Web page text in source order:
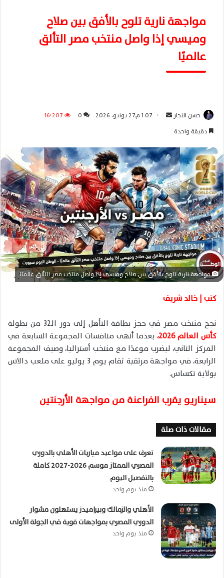
مواجهة نارية تلوح بالأفق بين صلاح
وميسي إذا واصل منتخب مصر التألق
عالميًا
حسن النجار
ل
ب
ر
ي
د
ا
إ
ل
ك
ت
ر
و
ن
ا
1:07 م27 يونيو، 2026 0
16٬207
دقيقة واحدة
مواجهة نارية تلوح بالأفق بين صلاح وميسي إذا واصل منتخب مصر التألق عالميًا
كتب | خالد شريف
نجح منتخب مصر في حجز بطاقة التأهل إلى دور الـ32 من بطولة
كأس العالم 2026،
بعدما أنهى منافسات المجموعة السابعة في
المركز الثاني، ليضرب موعدًا مع منتخب أستراليا، وصيف المجموعة
الرابعة، في مواجهة مرتقبة تقام يوم 3 يوليو على ملعب دالاس
بولاية تكساس.
سيناريو يقرب الفراعنة من مواجهة الأرجنتين
مقالات ذات صلة
تعرف على مواعيد مباريات الأهلي بالدوري
المصري الممتاز موسم 2026-2027 كاملة
بالتفصيل اليوم
منذ يوم واحد
الأهلي والزمالك وبيراميدز يستهلون مشوار
الدوري المصري بمواجهات قوية في الجولة الأولى
منذ يوم واحد